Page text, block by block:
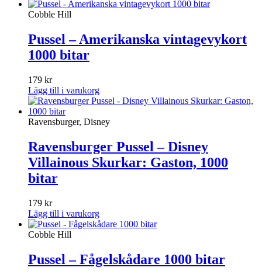
Cobble Hill
Pussel – Amerikanska vintagevykort
1000 bitar
179 kr
Lägg till i varukorg
Ravensburger, Disney
Ravensburger Pussel – Disney
Villainous Skurkar: Gaston, 1000
bitar
179 kr
Lägg till i varukorg
Cobble Hill
Pussel – Fågelskådare 1000 bitar